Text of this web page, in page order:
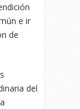
e ir
de
del